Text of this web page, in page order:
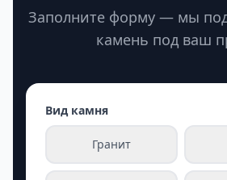
Заполните форму — мы
камень под ваш
Вид камня
Гранит